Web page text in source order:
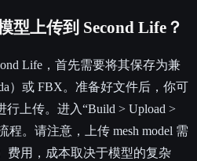
型上传到 Second Life？
Life，首先需要将其保存为兼
）或 FBX。准备好文件后，你可
行上传。进入“Build > Upload >
程。请注意，上传 mesh model 需
费用，成本取决于模型的复杂